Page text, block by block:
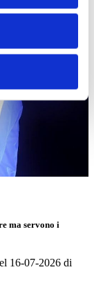
ma servono i
16-07-2026 di